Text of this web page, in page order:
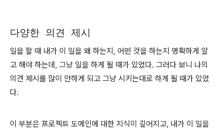
다양한 의견 제시
일을 할 때 내가 이 일을 왜 하는지, 어떤 것을 하는지 명확하게 알
고 해야 하는데, 그냥 일을 하게 될 때가 있었다. 그러다 보니 나의
의견 제시를 많이 안하게 되고 그냥 시키는대로 하게 될 때가 있었
다.
이 부분은 프로젝트 도메인에 대한 지식이 깊어지고, 내가 이 일을